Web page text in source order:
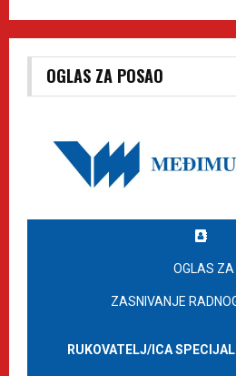
OGLAS ZA POSAO
OGLAS ZA
ZASNIVANJE
RUKOVATELJ/ICA